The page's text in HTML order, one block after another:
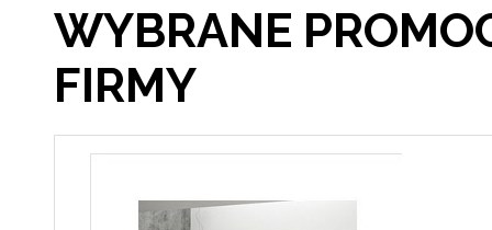
WYBRANE
FIRMY